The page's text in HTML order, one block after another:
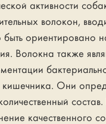
активности
волокон,
ориентировано
Волокна также
кишечника. Они
качественного